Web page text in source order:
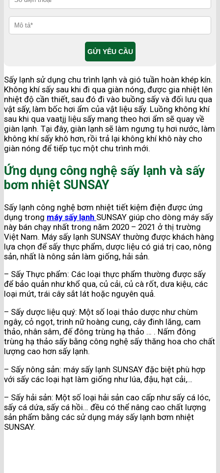
Sấy lạnh sử dụng chu trình lạnh và gió tuần hoàn khép kín.
Không khí sấy sau khi đi qua giàn nóng, được gia nhiệt lên
nhiệt độ cần thiết, sau đó đi vào buồng sấy và đối lưu qua
vật sấy, làm bốc hơi ẩm của vật liệu sấy. Luồng không khí
sau khi qua vaatjj liệu sấy mang theo hơi ẩm sẽ quay về
giàn lạnh. Tại đây, giàn lạnh sẽ làm ngưng tụ hơi nước, làm
không khí sấy khô hơn, rồi trả lại không khí khô này cho
giàn nóng để tiếp tục một chu trình mới.
Ứng dụng công nghệ sấy lạnh và sấy
bơm nhiệt SUNSAY
Sấy lạnh công nghệ bơm nhiệt tiết kiệm điện được ứng
dụng trong máy sấy lạnh SUNSAY giúp cho dòng máy sấy
này bán chạy nhất trong năm 2020 – 2021 ở thị trường
Việt Nam. Máy sấy lạnh SUNSAY thường được khách hàng
lựa chọn để sấy thực phẩm, dược liệu có giá trị cao, nông
sản, nhất là nông sản làm giống, hải sản.
– Sấy Thực phẩm: Các loại thực phẩm thường được sấy
để bảo quản như khổ qua, củ cải, củ cà rốt, dưa kiệu, các
loại mứt, trái cây sắt lát hoặc nguyên quả.
– Sấy dược liệu quý: Một số loại thảo dược như chùm
ngây, cỏ ngọt, trinh nữ hoàng cung, cây đinh lăng, cam
thảo, nhân sâm, đế đông trùng hạ thảo … . Nấm đông
trùng hạ thảo sấy bằng công nghệ sấy thăng hoa cho chất
lượng cao hơn sấy lạnh.
– Sấy nông sản: máy sấy lạnh SUNSAY đặc biệt phù hợp
với sấy các loại hạt làm giống như lúa, đậu, hạt cải,…
– Sấy hải sản: Một số loại hải sản cao cấp như sấy cá lóc,
sấy cá dứa, sấy cá hồi… đều có thể nâng cao chất lượng
sản phẩm bằng các sử dụng máy sấy lạnh bơm nhiệt
SUNSAY.